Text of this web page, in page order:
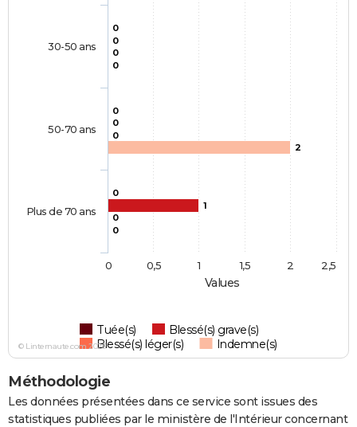
Values
0
0
0
0
0
1
0
0
0
0
2
0
Tuée(s)
Blessé(s) grave(s)
Blessé(s) léger(s)
Indemne(s)
30-50 ans
50-70 ans
Plus de 70 ans
0 0,5 1 1,5 2 2,5
© Linternaute.com 2026
Méthodologie
Les données présentées dans ce service sont issues des
statistiques publiées par le ministère de l'Intérieur concernant